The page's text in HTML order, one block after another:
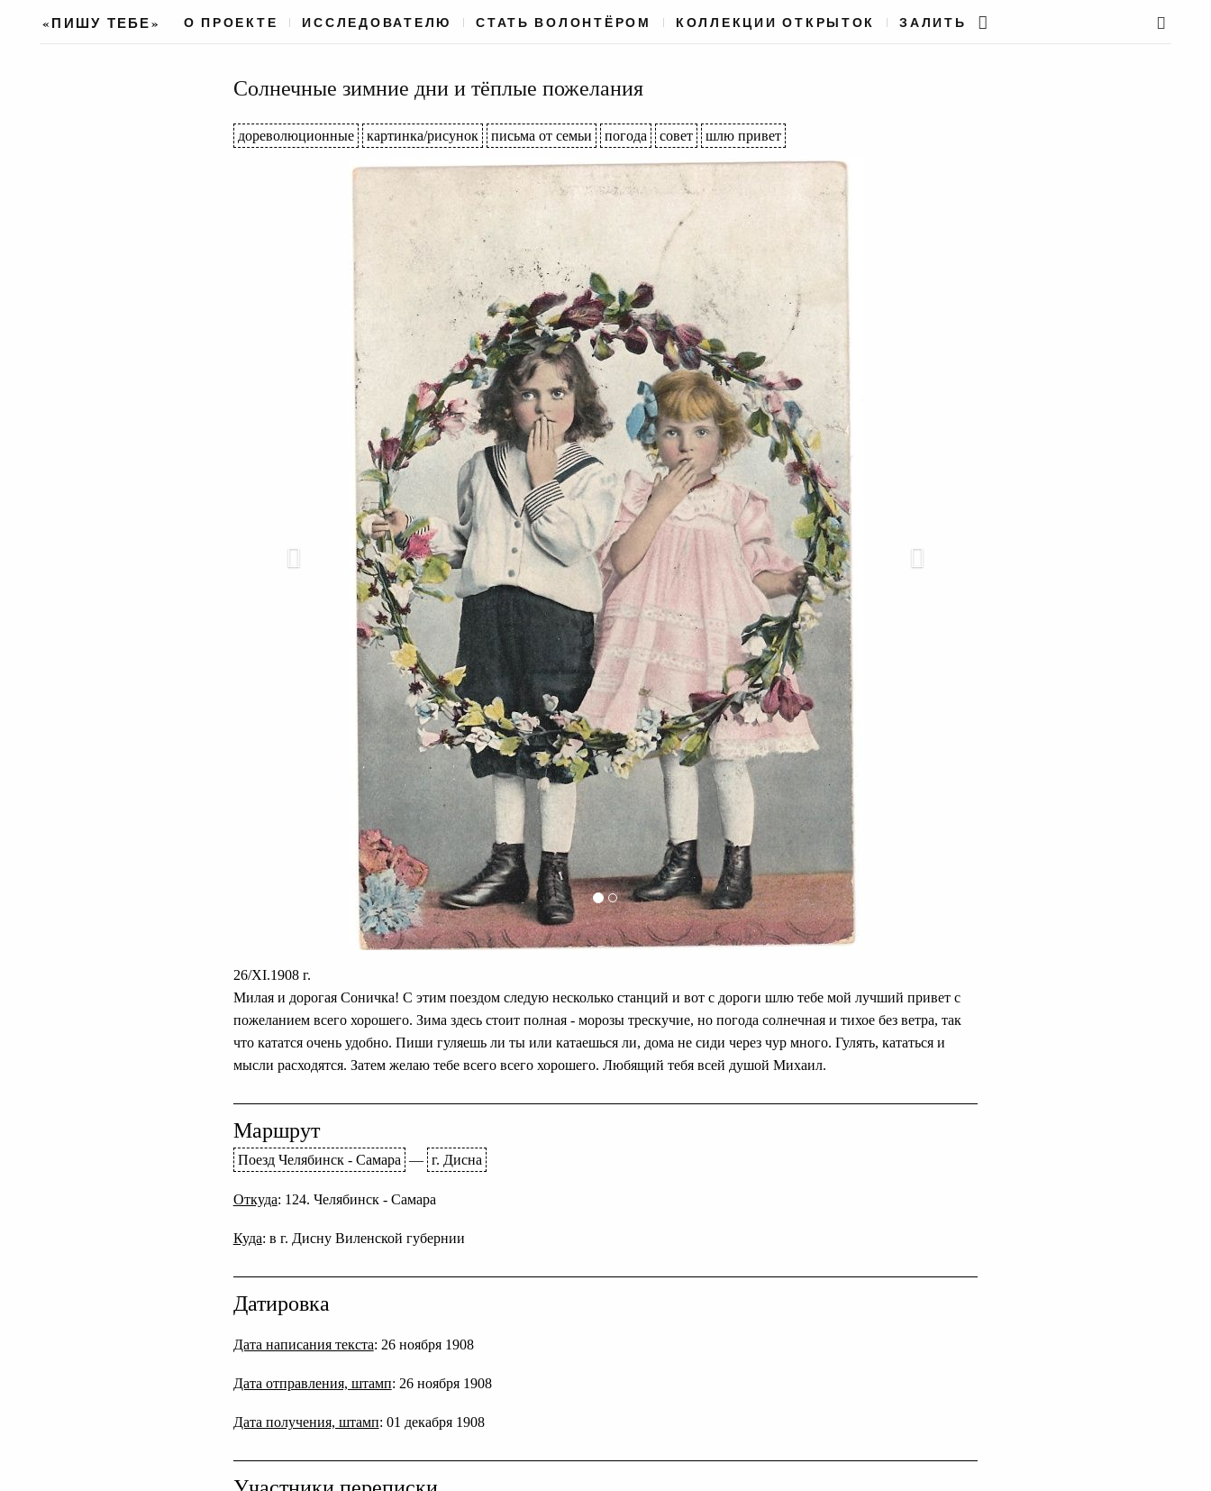
«ПИШУ ТЕБЕ» О ПРОЕКТЕ ИССЛЕДОВАТЕЛЮ СТАТЬ ВОЛОНТЁРОМ КОЛЛЕКЦИИ ОТКРЫТОК ЗАЛИТЬ
Солнечные зимние дни и тёплые пожелания
дореволюционные картинка/рисунок письма от семьи погода совет шлю привет
26/XI.1908 г.
Милая и дорогая Соничка! С этим поездом следую несколько станций и вот с дороги шлю тебе мой лучший привет с
пожеланием всего хорошего. Зима здесь стоит полная - морозы трескучие, но погода солнечная и тихое без ветра, так
что кататся очень удобно. Пиши гуляешь ли ты или катаешься ли, дома не сиди через чур много. Гулять, кататься и
мысли расходятся. Затем желаю тебе всего всего хорошего. Любящий тебя всей душой Михаил.
Маршрут
Поезд Челябинск - Самара — г. Дисна
Откуда: 124. Челябинск - Самара
Куда: в г. Дисну Виленской губернии
Датировка
Дата написания текста: 26 ноября 1908
Дата отправления, штамп: 26 ноября 1908
Дата получения, штамп: 01 декабря 1908